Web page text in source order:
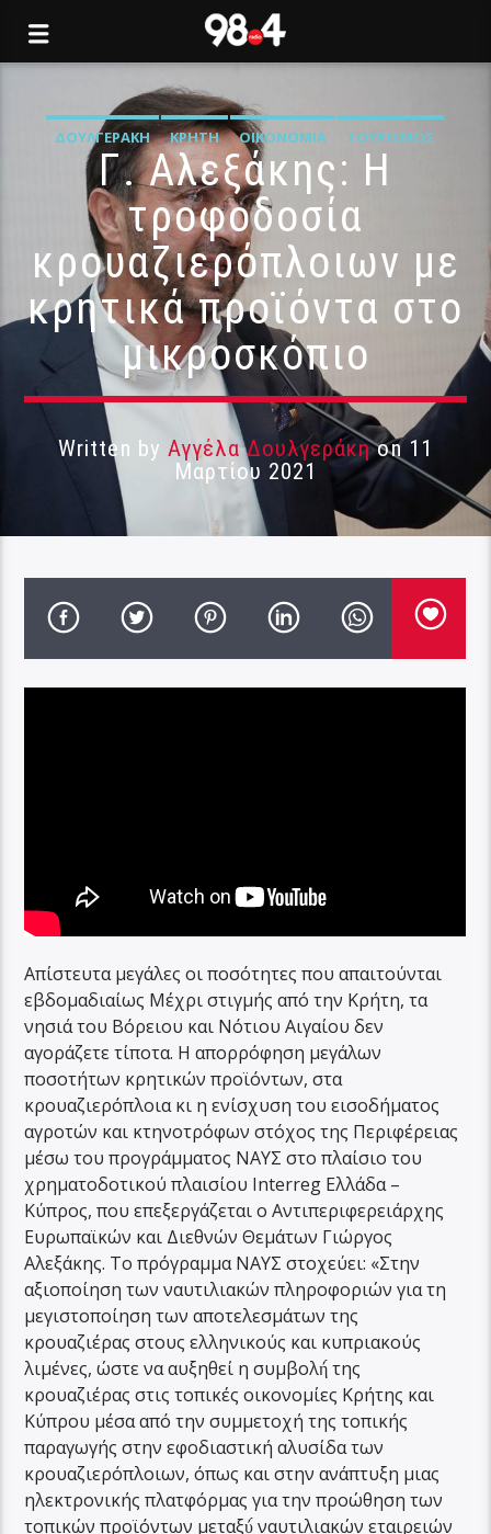
ΔΟΥΛΓΕΡΆΚΗ ΚΡΉΤΗ ΟΙΚΟΝΟΜΊΑ ΤΟΥΡΙΣΜΌΣ
Γ. Αλεξάκης: Η
τροφοδοσία
κρουαζιερόπλοιων με
κρητικά προϊόντα στο
μικροσκόπιο
Written by Αγγέλα Δουλγεράκηon 11
Μαρτίου 2021
Απίστευτα μεγάλες οι ποσότητες που απαιτούνται
εβδομαδιαίως Μέχρι στιγμής από την Κρήτη, τα
νησιά του Βόρειου και Νότιου Αιγαίου δεν
αγοράζετε τίποτα. Η απορρόφηση μεγάλων
ποσοτήτων κρητικών προϊόντων, στα
κρουαζιερόπλοια κι η ενίσχυση του εισοδήματος
αγροτών και κτηνοτρόφων στόχος της Περιφέρειας
μέσω του προγράμματος ΝΑΥΣ στο πλαίσιο του
χρηματοδοτικού πλαισίου Interreg Ελλάδα –
Κύπρος, που επεξεργάζεται ο Αντιπεριφερειάρχης
Ευρωπαϊκών και Διεθνών Θεμάτων Γιώργος
Αλεξάκης. Το πρόγραμμα ΝΑΥΣ στοχεύει: «Στην
αξιοποίηση των ναυτιλιακών πληροφοριών για τη
μεγιστοποίηση των αποτελεσμάτων της
κρουαζιέρας στους ελληνικούς και κυπριακούς
λιμένες, ώστε να αυξηθεί η συμβολή́ της
κρουαζιέρας στις τοπικές οικονομίες Κρήτης και
Κύπρου μέσα από την συμμετοχή της τοπικής
παραγωγής στην εφοδιαστική αλυσίδα των
κρουαζιερόπλοιων, όπως και στην ανάπτυξη μιας
ηλεκτρονικής πλατφόρμας για την προώθηση των
τοπικών προϊόντων μεταξύ́ ναυτιλιακών εταιρειών